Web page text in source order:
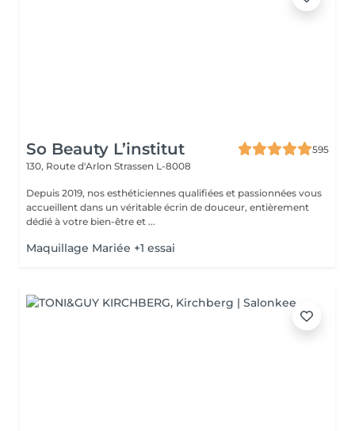
So Beauty L’institut
595
130, Route d'Arlon Strassen L-8008
Depuis 2019, nos esthéticiennes qualifiées et passionnées vous
accueillent dans un véritable écrin de douceur, entièrement
dédié à votre bien-être et ...
Maquillage Mariée +1 essai